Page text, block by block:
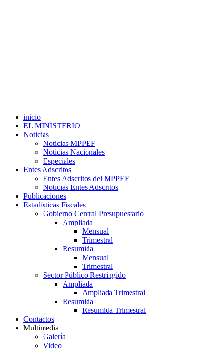
inicio
EL MINISTERIO
Noticias
Noticias MPPEF
Noticias Nacionales
Especiales
Entes Adscritos
Entes Adscritos del MPPEF
Noticias Entes Adscritos
Publicaciones
Estadísticas Fiscales
Gobierno Central Presupuestario
Ampliada
Mensual
Trimestral
Resumida
Mensual
Trimestral
Sector Público Restringido
Ampliada
Ampliada Trimestral
Resumida
Resumida Trimestral
Contactos
Multimedia
Galería
Video